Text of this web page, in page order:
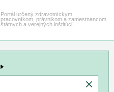
Portál určený zdravotníckym
pracovníkom, právnikom a zamestnancom
štátnych a verejných inštitúcií